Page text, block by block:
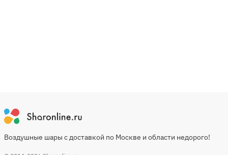
Воздушные шары с доставкой по Москве и области недорого!